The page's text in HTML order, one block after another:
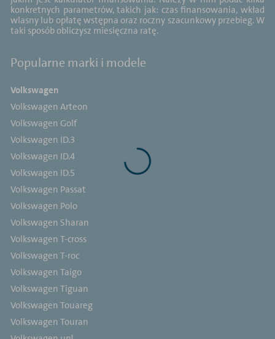
konkretnych parametrów, takich jak: czas finansowania, wkład
wlasny lub opłatę wstępna oraz roczny szacunkowy przebieg. W
taki sposób obliczysz miesięczna ratę.
Popularne marki i modele
Volkswagen
Volkswagen Arteon
Volkswagen Golf
Volkswagen ID.3
Volkswagen ID.4
Volkswagen ID.5
Volkswagen Passat
Volkswagen Polo
Volkswagen Sharan
Volkswagen T-cross
Volkswagen T-roc
Volkswagen Taigo
Volkswagen Tiguan
Volkswagen Touareg
Volkswagen Touran